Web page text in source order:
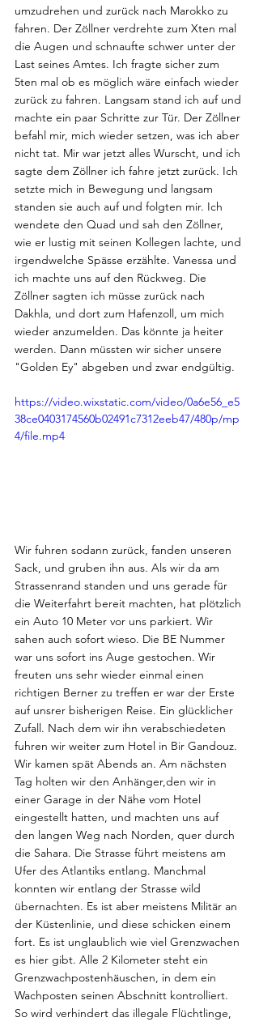
umzudrehen und zurück nach Marokko zu
fahren. Der Zöllner verdrehte zum Xten mal
die Augen und schnaufte schwer unter der
Last seines Amtes. Ich fragte sicher zum
5ten mal ob es möglich wäre einfach wieder
zurück zu fahren. Langsam stand ich auf und
machte ein paar Schritte zur Tür. Der Zöllner
befahl mir, mich wieder setzen, was ich aber
nicht tat. Mir war jetzt alles Wurscht, und ich
sagte dem Zöllner ich fahre jetzt zurück. Ich
setzte mich in Bewegung und langsam
standen sie auch auf und folgten mir. Ich
wendete den Quad und sah den Zöllner,
wie er lustig mit seinen Kollegen lachte, und
irgendwelche Spässe erzählte. Vanessa und
ich machte uns auf den Rückweg. Die
Zöllner sagten ich müsse zurück nach
Dakhla, und dort zum Hafenzoll, um mich
wieder anzumelden. Das könnte ja heiter
werden. Dann müssten wir sicher unsere
"Golden Ey" abgeben und zwar endgültig.
https://video.wixstatic.com/video/0a6e56_e5
38ce0403174560b02491c7312eeb47/480p/mp
4/file.mp4
Wir fuhren sodann zurück, fanden unseren
Sack, und gruben ihn aus. Als wir da am
Strassenrand standen und uns gerade für
die Weiterfahrt bereit machten, hat plötzlich
ein Auto 10 Meter vor uns parkiert. Wir
sahen auch sofort wieso. Die BE Nummer
war uns sofort ins Auge gestochen. Wir
freuten uns sehr wieder einmal einen
richtigen Berner zu treffen er war der Erste
auf unsrer bisherigen Reise. Ein glücklicher
Zufall. Nach dem wir ihn verabschiedeten
fuhren wir weiter zum Hotel in Bir Gandouz.
Wir kamen spät Abends an. Am nächsten
Tag holten wir den Anhänger,den wir in
einer Garage in der Nähe vom Hotel
eingestellt hatten, und machten uns auf
den langen Weg nach Norden, quer durch
die Sahara. Die Strasse führt meistens am
Ufer des Atlantiks entlang. Manchmal
konnten wir entlang der Strasse wild
übernachten. Es ist aber meistens Militär an
der Küstenlinie, und diese schicken einem
fort. Es ist unglaublich wie viel Grenzwachen
es hier gibt. Alle 2 Kilometer steht ein
Grenzwachpostenhäuschen, in dem ein
Wachposten seinen Abschnitt kontrolliert.
So wird verhindert das illegale Flüchtlinge,